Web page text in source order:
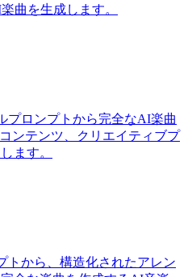
曲を生成します。
プロンプトから完全なAI楽曲
ンテンツ、クリエイティブプ
ます。
トから、構造化されたアレン